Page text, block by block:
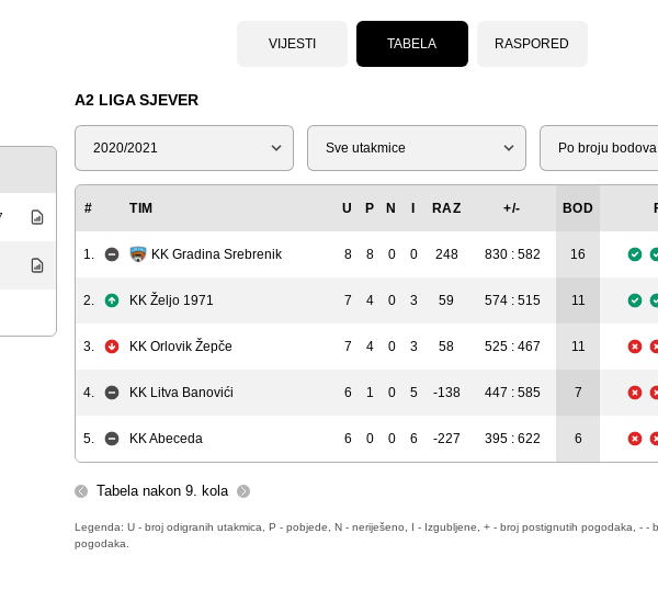
VIJESTI TABELA RASPORED
A2 LIGA SJEVER
Sezona Tip Liga
# TIM U P N RAZ +/- BOD
1. KK Gradina Srebrenik 8 8 0 0 248 830 : 582 16
2. KK Željo 1971 7 4 0 3 59 574 : 515 11
3. KK Orlovik Žepče 7 4 0 3 58 525 : 467 11
4. KK Litva Banovići 6 1 0 5 -138 447 : 585 7
5. KK Abeceda 6 0 0 6 -227 395 : 622 6
Tabela nakon 9. kola
Legenda: U - broj odigranih utakmica, P - pobjede, N - neriješeno, I - Izgubljene, + - broj postignutih pogodaka, - -
pogodaka.